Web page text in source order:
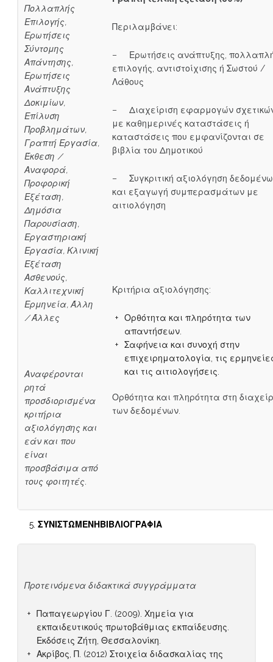
Πολλαπλής
Επιλογής,
Ερωτήσεις
Σύντομης
Απάντησης,
Ερωτήσεις
Ανάπτυξης
Δοκιμίων,
Επίλυση
Προβλημάτων,
Γραπτή Εργασία,
Έκθεση /
Αναφορά,
Προφορική
Εξέταση,
Δημόσια
Παρουσίαση,
Εργαστηριακή
Εργασία, Κλινική
Εξέταση
Ασθενούς,
Καλλιτεχνική
Ερμηνεία, Άλλη
/ Άλλες
Αναφέρονται
ρητά
προσδιορισμένα
κριτήρια
αξιολόγησης και
εάν και που
είναι
προσβάσιμα από
τους φοιτητές.
Περιλαμβάνει:
– Ερωτήσεις ανάπτυξης,
επιλογής, αντιστοίχισης ή Σωστού /
Λάθους
– Διαχείριση εφαρμογών
με καθημερινές καταστάσεις ή
καταστάσεις που εμφανίζονται σε
βιβλία του Δημοτικού
– Συγκριτική αξιολόγηση
και εξαγωγή συμπερασμάτων με
αιτιολόγηση
Κριτήρια αξιολόγησης:
Ορθότητα και πληρότητα των
απαντήσεων.
Σαφήνεια και συνοχή στην
επιχειρηματολογία, τις
και τις αιτιολογήσεις.
Ορθότητα και πληρότητα στη
των δεδομένων.
ΣΥΝΙΣΤΩΜΕΝΗ ΒΙΒΛΙΟΓΡΑΦΙΑ
Προτεινόμενα διδακτικά συγγράμματα
Παπαγεωργίου Γ. (2009). Χημεία για
εκπαιδευτικούς πρωτοβάθμιας εκπαίδευσης.
Εκδόσεις Ζήτη, Θεσσαλονίκη.
Ακρίβος, Π. (2012) Στοιχεία διδασκαλίας της